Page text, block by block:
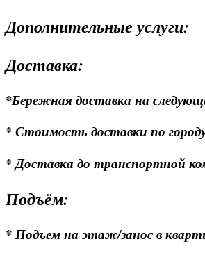
Дополнительные услуги:
Доставка:
*Бережная доставка на
* Стоимость доставки по
* Доставка до транспортной
Подъём:
* Подъем на этаж/занос в